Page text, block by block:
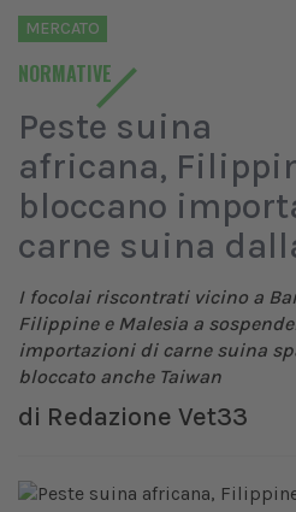
MERCATO
NORMATIVE
Peste suina
africana,
bloccano
carne suina
I focolai riscontrati vicino a
Filippine e Malesia a
importazioni di carne suina
bloccato anche Taiwan
di Redazione Vet33